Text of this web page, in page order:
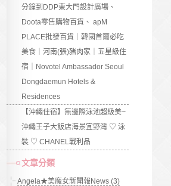
分鐘到DDP東大門設計廣場、
Doota零售購物百貨、 apM
PLACE批發百貨｜韓國首爾必吃
美食｜河南(張)豬肉家｜五星級住
宿｜Novotel Ambassador Seoul
Dongdaemun Hotels &
Residences
【沖繩住宿】無邊際泳池超級美~
沖繩王子大飯店海景宜野灣 ♡ 泳
裝 ♡ CHANEL戰利品
文章分類
Angela★美魔女新聞報News (3)